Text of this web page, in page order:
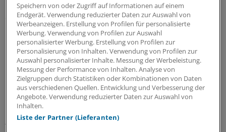
"Virale Immunmodulation" und hat eine Professur an
der Medizinischen Hochschule Hannover (MHH) inne.
Protein verändert Funktion
Um Einblicke zu erhalten, wie das KSHV der
Immunkontrolle entgeht, hat Brinkmanns
Forschungsgruppe ein bislang wenig charakterisiertes
Protein dieses Virus untersucht – das Protein ORF20.
Durch massenspektrometrische Analyseverfahren
fanden die Forscher heraus, dass ORF20 mit einem
Speichern von oder Zugriff auf Informationen auf einem
Endgerät. Verwendung reduzierter Daten zur Auswahl von
Werbeanzeigen. Erstellung von Profilen für personalisierte
Werbung. Verwendung von Profilen zur Auswahl
personalisierter Werbung. Erstellung von Profilen zur
Personalisierung von Inhalten. Verwendung von Profilen zur
Auswahl personalisierter Inhalte. Messung der Werbeleistung.
Messung der Performance von Inhalten. Analyse von
Zielgruppen durch Statistiken oder Kombinationen von Daten
aus verschiedenen Quellen. Entwicklung und Verbesserung der
Angebote. Verwendung reduzierter Daten zur Auswahl von
Inhalten.
Liste der Partner (Lieferanten)